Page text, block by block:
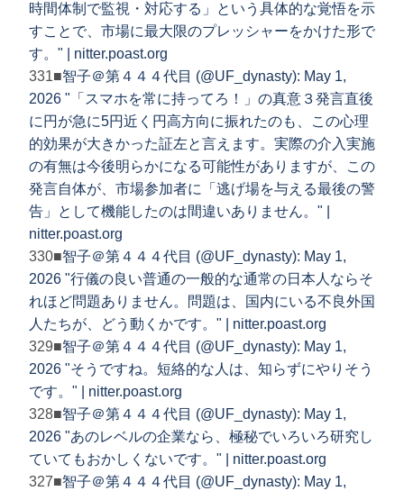
時間体制で監視・対応する」という具体的な覚悟を示
すことで、市場に最大限のプレッシャーをかけた形で
す。" | nitter.poast.org
331■智子＠第４４４代目 (@UF_dynasty): May 1,
2026 "「スマホを常に持ってろ！」の真意３発言直後
に円が急に5円近く円高方向に振れたのも、この心理
的効果が大きかった証左と言えます。実際の介入実施
の有無は今後明らかになる可能性がありますが、この
発言自体が、市場参加者に「逃げ場を与える最後の警
告」として機能したのは間違いありません。" |
nitter.poast.org
330■智子＠第４４４代目 (@UF_dynasty): May 1,
2026 "行儀の良い普通の一般的な通常の日本人ならそ
れほど問題ありません。問題は、国内にいる不良外国
人たちが、どう動くかです。" | nitter.poast.org
329■智子＠第４４４代目 (@UF_dynasty): May 1,
2026 "そうですね。短絡的な人は、知らずにやりそう
です。" | nitter.poast.org
328■智子＠第４４４代目 (@UF_dynasty): May 1,
2026 "あのレベルの企業なら、極秘でいろいろ研究し
ていてもおかしくないです。" | nitter.poast.org
327■智子＠第４４４代目 (@UF_dynasty): May 1,